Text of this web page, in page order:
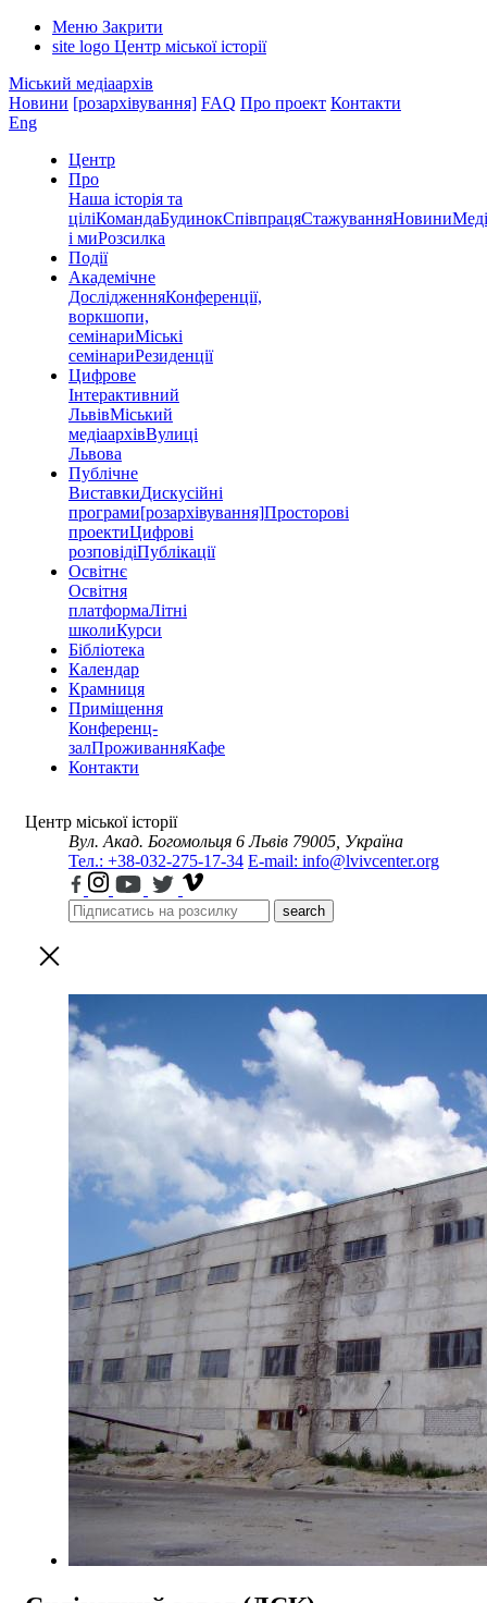
Меню Закрити
site logo Центр міської історії
Міський медіаархів
Новини [розархівування] FAQ Про проект Контакти
Eng
Центр
Про
Наша історія та
ціліКомандаБудинокСпівпрацяСтажуванняНовини
і миРозсилка
Події
Академічне
ДослідженняКонференції,
воркшопи,
семінариМіські
семінариРезиденції
Цифрове
Інтерактивний
ЛьвівМіський
медіаархівВулиці
Львова
Публічне
ВиставкиДискусійні
програми[розархівування]Просторові
проектиЦифрові
розповідіПублікації
Освітнє
Освітня
платформаЛітні
школиКурси
Бібліотека
Календар
Крамниця
Приміщення
Конференц-
залПроживанняКафе
Контакти
Центр міської історії
Вул. Акад. Богомольця 6 Львів 79005, Україна
Тел.: +38-032-275-17-34 E-mail: info@lvivcenter.org
search